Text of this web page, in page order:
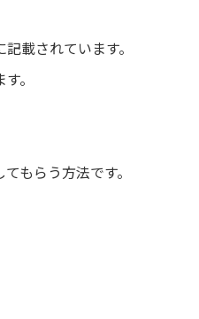
載されています。
。
もらう方法です。